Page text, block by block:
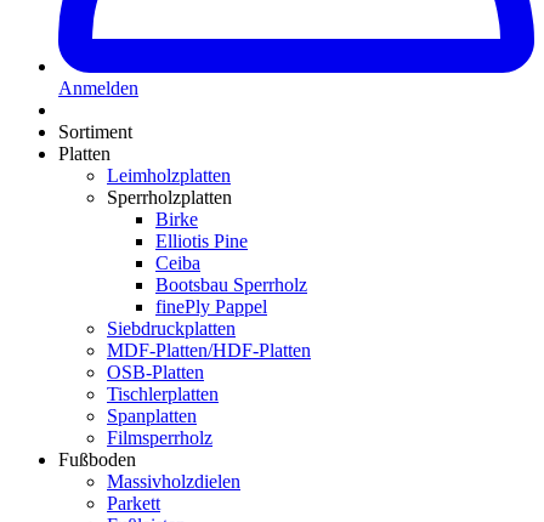
Anmelden
Sortiment
Platten
Leimholzplatten
Sperrholzplatten
Birke
Elliotis Pine
Ceiba
Bootsbau Sperrholz
finePly Pappel
Siebdruckplatten
MDF-Platten/HDF-Platten
OSB-Platten
Tischlerplatten
Spanplatten
Filmsperrholz
Fußboden
Massivholzdielen
Parkett